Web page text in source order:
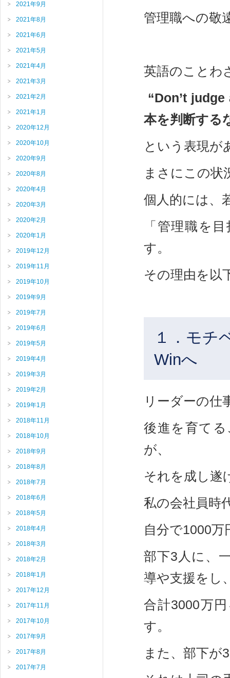
管理職への敬
英語のことわ
“Don’t
本を判断する
という表現が
まさにこの状
個人的には、
「管理職を
す。
その理由を以
１．モチ
Winへ
リーダーの仕
後進を育て
が、
それを成し遂
私の会社員時
自分で1000
部下3人に、
導や支援をし
合計3000万
す。
また、部下が
2021年9月
2021年8月
2021年6月
2021年5月
2021年4月
2021年3月
2021年2月
2021年1月
2020年12月
2020年10月
2020年9月
2020年8月
2020年4月
2020年3月
2020年2月
2020年1月
2019年12月
2019年11月
2019年10月
2019年9月
2019年7月
2019年6月
2019年5月
2019年4月
2019年3月
2019年2月
2019年1月
2018年11月
2018年10月
2018年9月
2018年8月
2018年7月
2018年6月
2018年5月
2018年4月
2018年3月
2018年2月
2018年1月
2017年12月
2017年11月
2017年10月
2017年9月
2017年8月
2017年7月